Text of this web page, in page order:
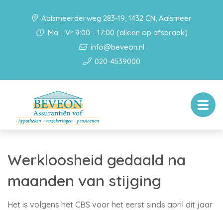
Aalsmeerderweg 283-19, 1432 CN, Aalsmeer
Ma - Vr 9:00 - 17:00 (alleen op afspraak)
info@beveon.nl
020-4539000
Werkloosheid gedaald na
maanden van stijging
Het is volgens het CBS voor het eerst sinds april dit jaar